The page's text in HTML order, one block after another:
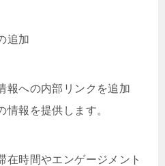
追加
報への内部リンクを追加
情報を提供します。
在時間やエンゲージメント